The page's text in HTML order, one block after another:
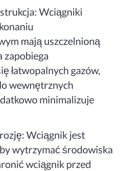
Wciągniki
mają uszczelnioną
zapobiega
łatwopalnych gazów,
wewnętrznych
minimalizuje
Wciągnik jest
wytrzymać środowiska
wciągnik przed